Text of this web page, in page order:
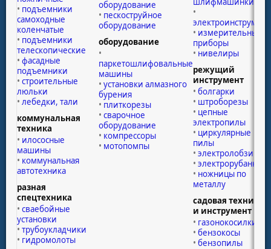
подъемники
самоходные
коленчатые
подъемники
телескопические
фасадные
подъемники
строительные
люльки
лебедки, тали
коммунальная
техника
илососные
машины
коммунальная
автотехника
разная
спецтехника
сваебойные
установки
трубоукладчики
гидромолоты
оборудование
пескоструйное
оборудование
оборудование
паркетошлифовальные
машины
установки алмазного
бурения
плиткорезы
сварочное
оборудование
компрессоры
мотопомпы
электроинструмент
измерительные
приборы
нивелиры
режущий
инструмент
болгарки
штроборезы
цепные
электропилы
циркулярные
пилы
электролобзики
электрорубанки
ножницы по
металлу
садовая техника
и инструмент
газонокосилки
бензокосы
бензопилы